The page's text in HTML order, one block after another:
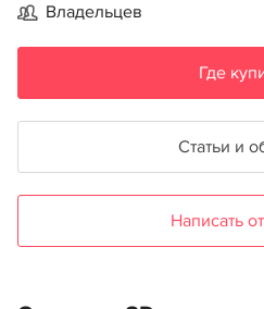
Владельцев
Где
Статьи и
Написать